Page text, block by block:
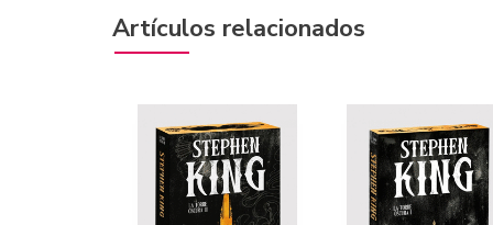
Artículos relacionados